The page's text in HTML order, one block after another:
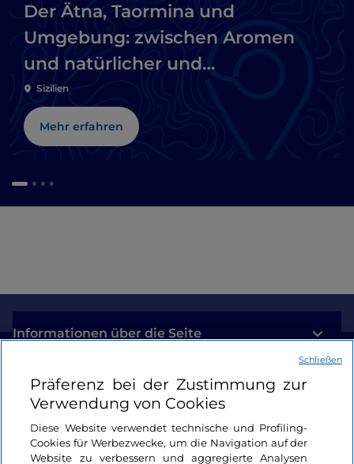
Der Ätna, Taormina und
Umgebung: zwischen Aromen
und natürlicher und
künstlerischer Schönheit
Sizilien
Mehr erfahren
Informationen über die Seite
Nützliche Links
Login
Bleiben wir in Kontakt
Präferenz bei der Zustimmung zur
Verwendung von Cookies
Diese Website verwendet technische und Profiling-
Cookies für Werbezwecke, um die Navigation auf der
Website zu verbessern und aggregierte Analysen
Schließen